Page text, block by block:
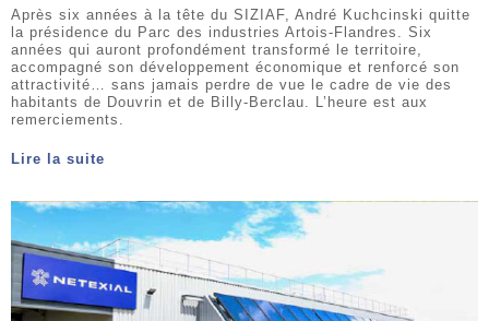
Après six années à la tête du SIZIAF, André Kuchcinski quitte
la présidence du Parc des industries Artois-Flandres. Six
années qui auront profondément transformé le territoire,
accompagné son développement économique et renforcé son
attractivité… sans jamais perdre de vue le cadre de vie des
habitants de Douvrin et de Billy-Berclau. L’heure est aux
remerciements.
Lire la suite